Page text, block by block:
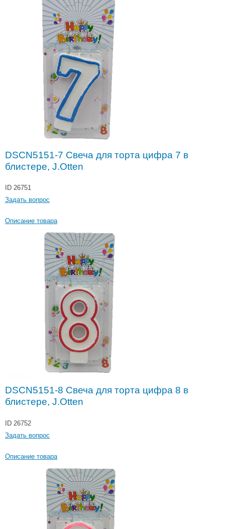
DSCN5151-7 Свеча для торта цифра 7 в
блистере, J.Otten
ID 26751
Задать вопрос
Описание товара
DSCN5151-8 Свеча для торта цифра 8 в
блистере, J.Otten
ID 26752
Задать вопрос
Описание товара